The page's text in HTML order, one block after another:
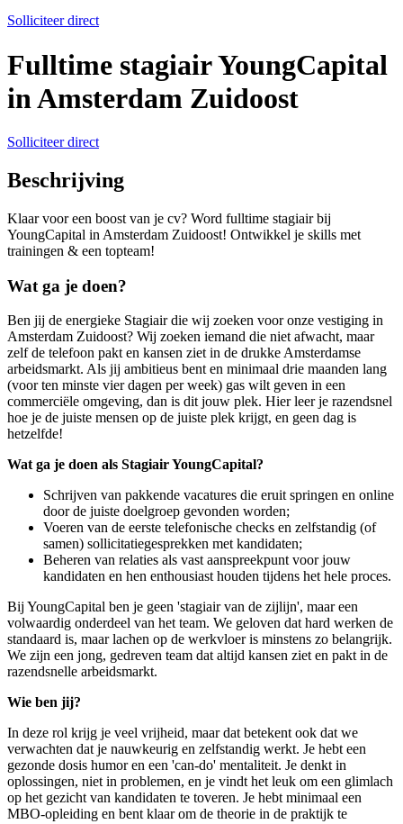
Solliciteer direct
Fulltime stagiair YoungCapital
in Amsterdam Zuidoost
Solliciteer direct
Beschrijving
Klaar voor een boost van je cv? Word fulltime stagiair bij
YoungCapital in Amsterdam Zuidoost! Ontwikkel je skills met
trainingen & een topteam!
Wat ga je doen?
Ben jij de energieke Stagiair die wij zoeken voor onze vestiging in
Amsterdam Zuidoost? Wij zoeken iemand die niet afwacht, maar
zelf de telefoon pakt en kansen ziet in de drukke Amsterdamse
arbeidsmarkt. Als jij ambitieus bent en minimaal drie maanden lang
(voor ten minste vier dagen per week) gas wilt geven in een
commerciële omgeving, dan is dit jouw plek. Hier leer je razendsnel
hoe je de juiste mensen op de juiste plek krijgt, en geen dag is
hetzelfde!
Wat ga je doen als Stagiair YoungCapital?
Schrijven van pakkende vacatures die eruit springen en online
door de juiste doelgroep gevonden worden;
Voeren van de eerste telefonische checks en zelfstandig (of
samen) sollicitatiegesprekken met kandidaten;
Beheren van relaties als vast aanspreekpunt voor jouw
kandidaten en hen enthousiast houden tijdens het hele proces.
Bij YoungCapital ben je geen 'stagiair van de zijlijn', maar een
volwaardig onderdeel van het team. We geloven dat hard werken de
standaard is, maar lachen op de werkvloer is minstens zo belangrijk.
We zijn een jong, gedreven team dat altijd kansen ziet en pakt in de
razendsnelle arbeidsmarkt.
Wie ben jij?
In deze rol krijg je veel vrijheid, maar dat betekent ook dat we
verwachten dat je nauwkeurig en zelfstandig werkt. Je hebt een
gezonde dosis humor en een 'can-do' mentaliteit. Je denkt in
oplossingen, niet in problemen, en je vindt het leuk om een glimlach
op het gezicht van kandidaten te toveren. Je hebt minimaal een
MBO-opleiding en bent klaar om de theorie in de praktijk te